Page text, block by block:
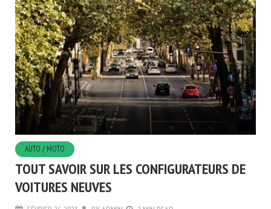
AUTO / MOTO
TOUT SAVOIR SUR LES CONFIGURATEURS DE
VOITURES NEUVES